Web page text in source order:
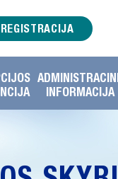
INFORMACIJA